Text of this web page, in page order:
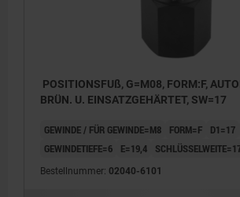
POSITIONSFUß, G=M08, FORM:F,
BRÜN. U. EINSATZGEHÄRTET, SW=17
GEWINDE / FÜR GEWINDE=M8 FORM=F D1=17
GEWINDETIEFE=6
E=19,4
Bestellnummer: 02040-6101